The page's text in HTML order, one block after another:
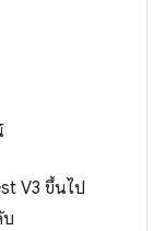
V3 ขึ้นไป
บ